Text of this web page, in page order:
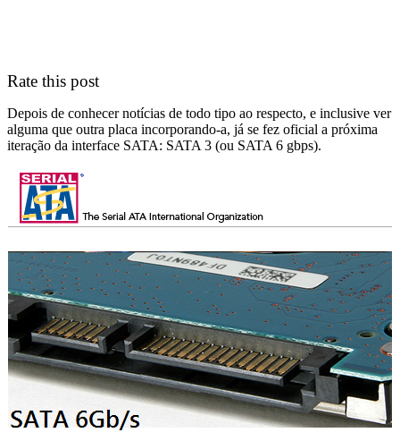
Rate this post
Depois de conhecer notícias de todo tipo ao respecto, e inclusive ver
alguma que outra placa incorporando-a, já se fez oficial a próxima
iteração da interface SATA: SATA 3 (ou SATA 6 gbps).